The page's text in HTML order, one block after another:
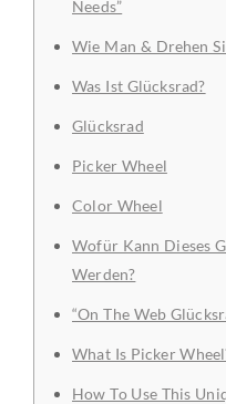
Needs”
Wie Man & Drehen
Was Ist Glücksrad?
Glücksrad
Picker Wheel
Color Wheel
Wofür Kann Dieses
Werden?
“On The Web
What Is Picker
How To Use This